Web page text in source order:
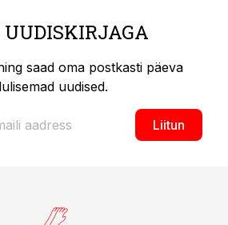
saad oma postkasti päeva
uudised.
Liitun